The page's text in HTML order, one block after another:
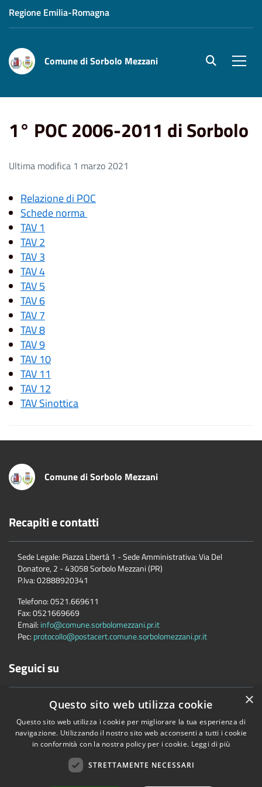
Regione Emilia-Romagna
Comune di Sorbolo Mezzani site.searc
1° POC 2006-2011 di Sorbolo
Ultima modifica 1 marzo 2021
Relazione di POC
Schede norma
TAV 1
TAV 2
TAV 3
TAV 4
TAV 5
TAV 6
TAV 7
TAV 8
TAV 9
TAV 10
TAV 11
TAV 12
TAV Sinottica
Comune di Sorbolo Mezzani
Recapiti e contatti
Sede Legale: Piazza Libertà 1 - Sede Amministrativa: Via Del
Donatore, 2 - 43058 Sorbolo Mezzani (PR)
P.Iva:02888920341
Telefono:0521.669611
Fax:0521669669
Email: info@comune.sorbolomezzani.pr.it
Pec: protocollo@postacert.comune.sorbolomezzani.pr.it
Seguici su
Accessibilità
×
Questo sito web utilizza cookie
Questo sito web utilizza i cookie per migliorare la tua esperienza di
navigazione. Utilizzando il nostro sito web acconsenti a tutti i cookie
in conformità con la nostra policy per i cookie. Leggi di più
STRETTAMENTE NECESSARI